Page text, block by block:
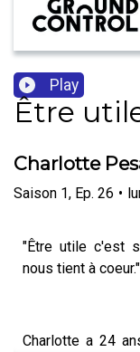
Play
Être
Charlotte
Saison 1, Ep. 26 •
"Être utile c'est
nous tient à coeur."
Charlotte a 24